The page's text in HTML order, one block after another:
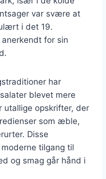
var svære at
i det 19.
for sin
har
blevet mere
utallige opskrifter, der
som æble,
Disse
tilgang til
og smag går hånd i